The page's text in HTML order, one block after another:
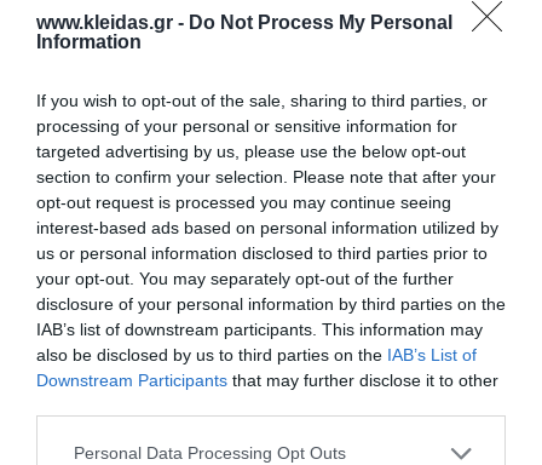
www.kleidas.gr - Do Not Process My Personal
Information
If you wish to opt-out of the sale, sharing to third parties, or
processing of your personal or sensitive information for
targeted advertising by us, please use the below opt-out
section to confirm your selection. Please note that after your
opt-out request is processed you may continue seeing
interest-based ads based on personal information utilized by
us or personal information disclosed to third parties prior to
your opt-out. You may separately opt-out of the further
disclosure of your personal information by third parties on the
IAB’s list of downstream participants. This information may
also be disclosed by us to third parties on the IAB’s List of
Downstream Participants that may further disclose it to other
Personal Data Processing Opt Outs
ΗBeleducδεν είναι απλώς μια εταιρεία παιχνιδιών·
είναι μια οικογενειακή επιχείρηση από τη Γερμανία με
50 χρόνια ιστορίας, αφιερωμένη στη δημιουργία των
καλύτερων δυνατών θεμελίων για το μέλλον των
παιδιών. Με το εμβληματικό σύνθημα:
"Παίζω, Αποκτώ εμπειρίες, Μαθαίνω!"
η Beleduc σχεδιάζει και παράγει ξύλινα εκπαιδευτικά
παιχνίδια που μετατρέπουν κάθε στιγμή δράσης σε
μια ευκαιρία γνώσης. Από τα περίφημαξύλινα
επίπεδα παζλκαι τα ευφάνταστα επιτραπέζια
παιχνίδια, μέχρι τις κούκλες κουκλοθεάτρου και τον
εξοπλισμό αθλητικών δραστηριοτήτων, κάθε προϊόν
δοκιμάζεται εξονυχιστικά για να διασφαλίσει τη
μέγιστη παιδαγωγική αξία. Τα παιχνίδια της Beleduc
συναισθηματική ανάπτυξη, προωθώντας τη χαρά του